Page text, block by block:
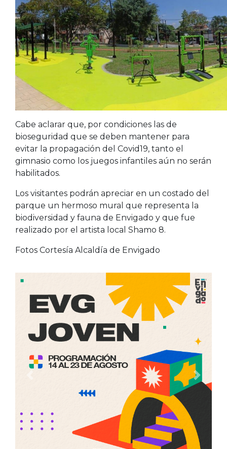
Cabe aclarar que, por condiciones las de
bioseguridad que se deben mantener para
evitar la propagación del Covid19, tanto el
gimnasio como los juegos infantiles aún no serán
habilitados.
Los visitantes podrán apreciar en un costado del
parque un hermoso mural que representa la
biodiversidad y fauna de Envigado y que fue
realizado por el artista local Shamo 8.
Fotos Cortesía Alcaldía de Envigado